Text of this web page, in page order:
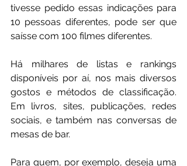
tivesse pedido essas indicações para
10 pessoas diferentes, pode ser que
saísse com 100 filmes diferentes.
Há milhares de listas e rankings
disponíveis por aí, nos mais diversos
gostos e métodos de classificação.
Em livros, sites, publicações, redes
sociais, e também nas conversas de
mesas de bar.
Para quem, por exemplo, deseja uma